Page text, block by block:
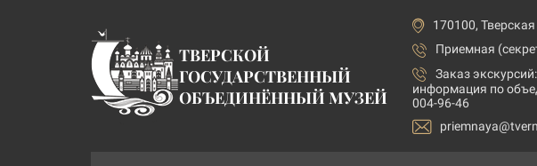
ТВЕРСКОЙ
ГОСУДАРСТВЕННЫЙ
ОБЪЕДИНЁННЫЙ МУЗЕЙ
170100,
Приемная
Заказ экскурсий:
информация по
004-96-46